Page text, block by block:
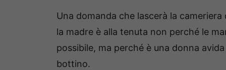
Una domanda che lascerà la
la madre è alla tenuta non perché le
possibile, ma perché è una donna
bottino.